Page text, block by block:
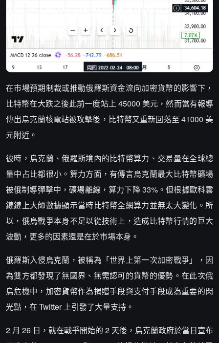
在市場預期制裁或推動俄羅斯資金流向加密貨幣的影響下，
比特幣在大跌之後此前一度站上 45000 美元，然而當有報導
傳出烏克蘭核電站被攻擊後，比特幣又重新回落至 41000 美
元附近。
彼時，烏克蘭、俄羅斯境內的比特幣算力、交易量在全球總
量中占比都很小。算力方面，有傳言烏克蘭最大比特幣礦場
被俄制導彈擊中，礦場離線，算力下降 33%。但根據歐科雲
鏈鏈上大師數據顯示當時比特幣全網算力並無太大變化。所
以，俄烏戰爭本身不足以從技術上，造成比特幣行情的巨大
波動，更多的因素還是在於市場本身。
俄羅斯入侵烏克蘭，被稱為「世界上第一次加密戰爭」，因
為雙方都發現了無國界、無需認可的貨幣的優勢。在此次俄
烏危機中，加密貨幣作為捐贈手段與支付手段成為重要的閃
光點，在 Twitter 上引發了大量支持。
2 月 26 日，就在戰爭開始的 2 天後，烏克蘭政府於當日宣布